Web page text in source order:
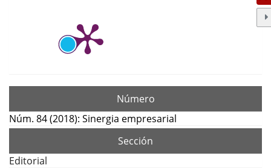
Número
Núm. 84 (2018): Sinergia empresarial
Sección
Editorial